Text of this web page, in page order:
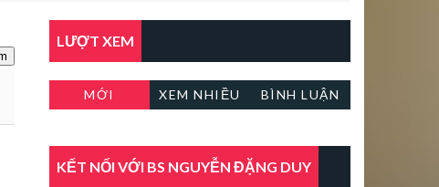
LƯỢT XEM
MỚI XEM NHIỀU BÌNH LUẬN
KẾT NỐI VỚI BS NGUYỄN ĐẶNG DUY